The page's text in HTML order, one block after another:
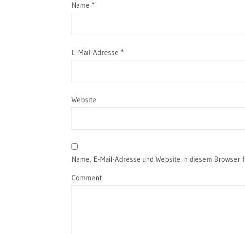
Name *
E-Mail-Adresse *
Website
Name, E-Mail-Adresse und Website in diesem
Comment